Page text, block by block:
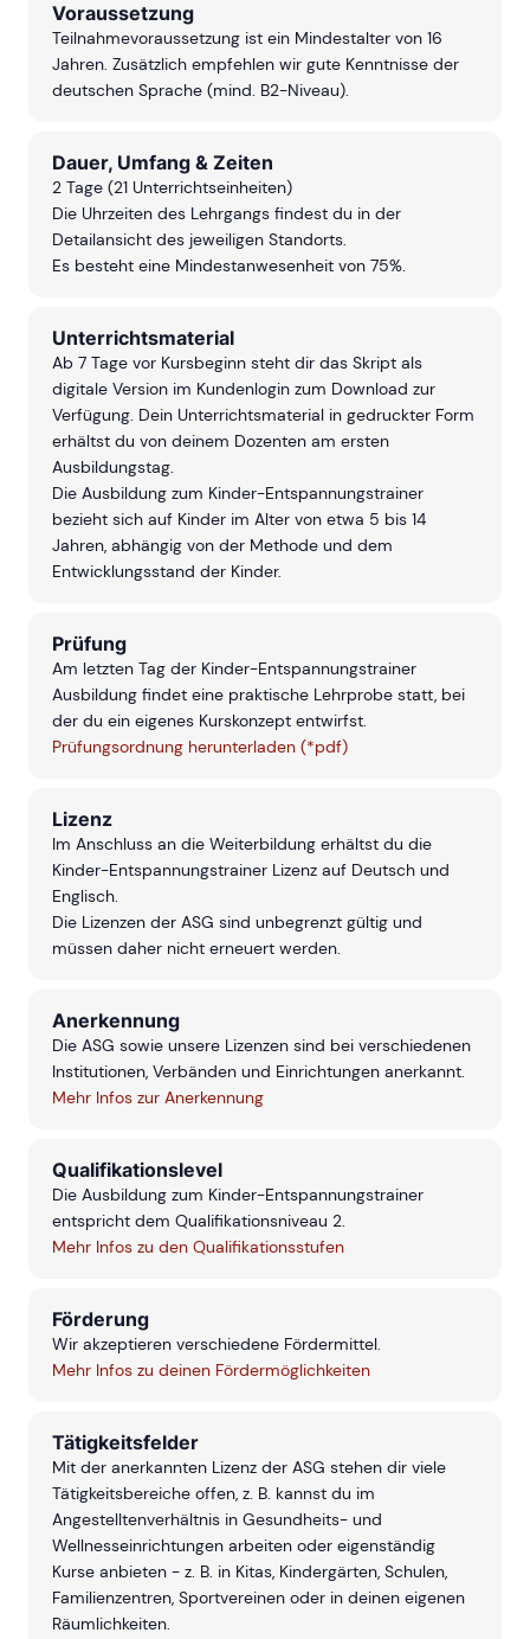
Voraussetzung
Teilnahmevoraussetzung ist ein Mindestalter von 16
Jahren. Zusätzlich empfehlen wir gute Kenntnisse der
deutschen Sprache (mind. B2-Niveau).
Dauer, Umfang & Zeiten
2 Tage (21 Unterrichtseinheiten)
Die Uhrzeiten des Lehrgangs findest du in der
Detailansicht des jeweiligen Standorts.
Es besteht eine Mindestanwesenheit von 75%.
Unterrichtsmaterial
Ab 7 Tage vor Kursbeginn steht dir das Skript als
digitale Version im Kundenlogin zum Download zur
Verfügung. Dein Unterrichtsmaterial in gedruckter Form
erhältst du von deinem Dozenten am ersten
Ausbildungstag.
Die Ausbildung zum Kinder-Entspannungstrainer
bezieht sich auf Kinder im Alter von etwa 5 bis 14
Jahren, abhängig von der Methode und dem
Entwicklungsstand der Kinder.
Prüfung
Am letzten Tag der Kinder-Entspannungstrainer
Ausbildung findet eine praktische Lehrprobe statt, bei
der du ein eigenes Kurskonzept entwirfst.
Prüfungsordnung herunterladen (*pdf)
Lizenz
Im Anschluss an die Weiterbildung erhältst du die
Kinder-Entspannungstrainer Lizenz auf Deutsch und
Englisch.
Die Lizenzen der ASG sind unbegrenzt gültig und
müssen daher nicht erneuert werden.
Anerkennung
Die ASG sowie unsere Lizenzen sind bei verschiedenen
Institutionen, Verbänden und Einrichtungen anerkannt.
Mehr Infos zur Anerkennung
Qualifikationslevel
Die Ausbildung zum Kinder-Entspannungstrainer
entspricht dem Qualifikationsniveau 2.
Mehr Infos zu den Qualifikationsstufen
Förderung
Wir akzeptieren verschiedene Fördermittel.
Mehr Infos zu deinen Fördermöglichkeiten
Tätigkeitsfelder
Mit der anerkannten Lizenz der ASG stehen dir viele
Tätigkeitsbereiche offen, z. B. kannst du im
Angestelltenverhältnis in Gesundheits- und
Wellnesseinrichtungen arbeiten oder eigenständig
Kurse anbieten - z. B. in Kitas, Kindergärten, Schulen,
Familienzentren, Sportvereinen oder in deinen eigenen
Räumlichkeiten.